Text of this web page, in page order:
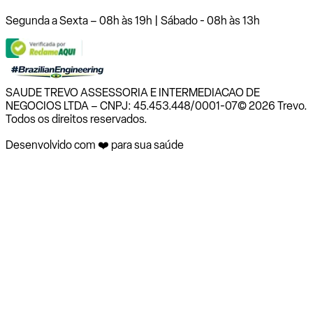
Segunda a Sexta – 08h às 19h | Sábado - 08h às 13h
SAUDE TREVO ASSESSORIA E INTERMEDIACAO DE
NEGOCIOS LTDA – CNPJ: 45.453.448/0001-07© 2026 Trevo.
Todos os direitos reservados.
Desenvolvido com ❤️ para sua saúde